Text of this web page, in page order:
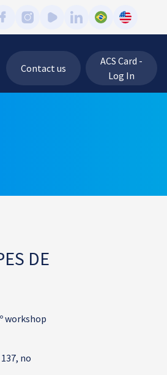
Contact us
ACS Card -
Log In
DE
workshop
no